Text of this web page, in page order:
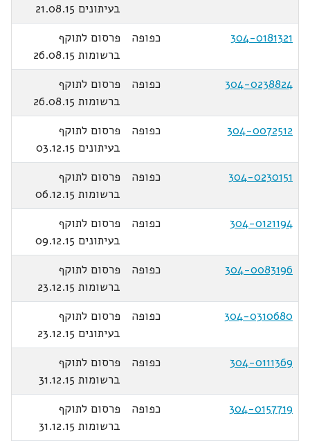
בעיתונים 21.08.15
304-0181321
כפופה
פרסום לתוקף
ברשומות 26.08.15
304-0238824
כפופה
פרסום לתוקף
ברשומות 26.08.15
304-0072512
כפופה
פרסום לתוקף
בעיתונים 03.12.15
304-0230151
כפופה
פרסום לתוקף
ברשומות 06.12.15
304-0121194
כפופה
פרסום לתוקף
בעיתונים 09.12.15
304-0083196
כפופה
פרסום לתוקף
ברשומות 23.12.15
304-0310680
כפופה
פרסום לתוקף
בעיתונים 23.12.15
304-0111369
כפופה
פרסום לתוקף
ברשומות 31.12.15
304-0157719
כפופה
פרסום לתוקף
ברשומות 31.12.15